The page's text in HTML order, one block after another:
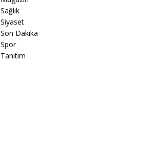
Sağlık
Siyaset
Son Dakika
Spor
Tanıtım